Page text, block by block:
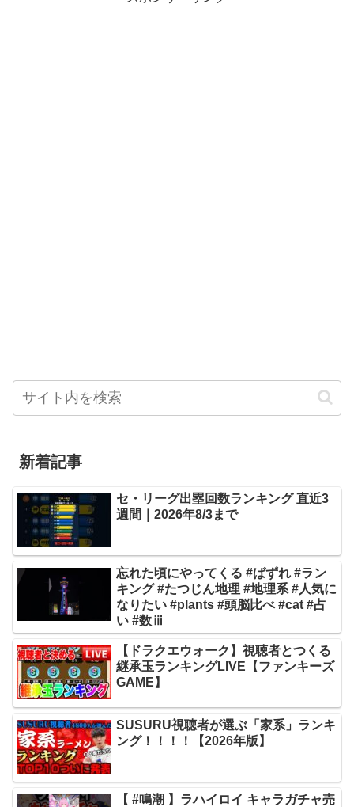
新着記事
セ・リーグ出塁回数ランキング 直近3
週間｜2026年8/3まで
忘れた頃にやってくる #ばずれ #ラン
キング #たつじん地理 #地理系 #人気に
なりたい #plants #頭脳比べ #cat #占
い #数ⅲ
【ドラクエウォーク】視聴者とつくる
継承玉ランキングLIVE【ファンキーズ
GAME】
SUSURU視聴者が選ぶ「家系」ランキ
ング！！！！【2026年版】
【 #鳴潮 】ラハイロイ キャラガチャ売